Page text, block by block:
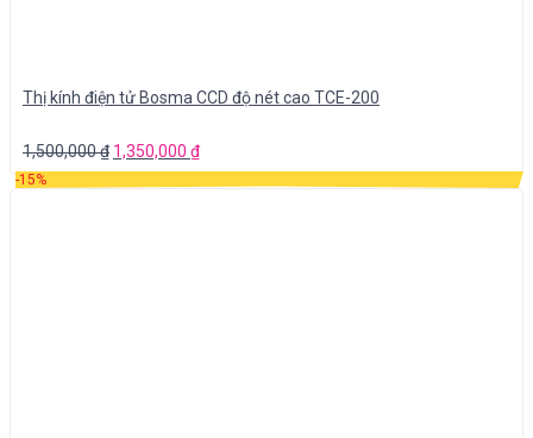
Thị kính điện tử Bosma CCD độ nét cao TCE-200
1,500,000₫ 1,350,000 ₫
-15%